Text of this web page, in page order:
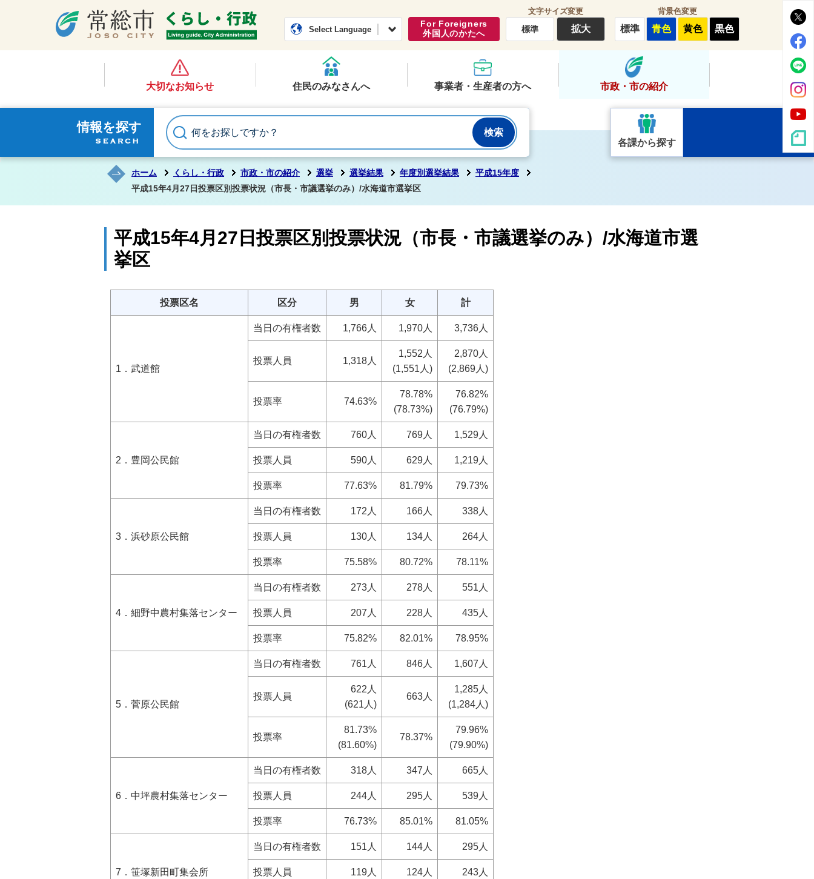
常総市公式ホームページくらし・行政
Select Language
For Foreigners
外国人のかたへ
文字サイズ変更
標準 拡大
背景色変更
標準 青色 黄色 黒色
大切なお知らせ 住民のみなさんへ 事業者・生産者の方へ 市政・市の紹介
情報を探す
各課から探す
ホーム くらし・行政 市政・市の紹介 選挙 選挙結果 年度別選挙結果
平成15年度
平成15年4月27日投票区別投票状況（市長・市議選挙のみ）/水海道市選挙区
平成15年4月27日投票区別投票状況（市長・市議選挙のみ）/水海道市選
挙区
投票区名 区分 男 女 計
1．武道館
当日の有権者数 1,766人 1,970人 3,736人
投票人員 1,318人
1,552人
(1,551人)
2,870人
(2,869人)
投票率 74.63%
78.78%
(78.73%)
76.82%
(76.79%)
2．豊岡公民館
当日の有権者数 760人 769人 1,529人
投票人員 590人 629人 1,219人
投票率 77.63% 81.79% 79.73%
3．浜砂原公民館
当日の有権者数 172人 166人 338人
投票人員 130人 134人 264人
投票率 75.58% 80.72% 78.11%
4．細野中農村集落センター
当日の有権者数 273人 278人 551人
投票人員 207人 228人 435人
投票率 75.82% 82.01% 78.95%
5．菅原公民館
当日の有権者数 761人 846人 1,607人
投票人員
622人
(621人)
663人
1,285人
(1,284人)
投票率
81.73%
(81.60%)
78.37%
79.96%
(79.90%)
6．中坪農村集落センター
当日の有権者数 318人 347人 665人
投票人員 244人 295人 539人
投票率 76.73% 85.01% 81.05%
7．笹塚新田町集会所
当日の有権者数 151人 144人 295人
投票人員 119人 124人 243人